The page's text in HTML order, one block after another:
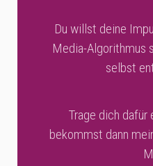
Du willst deine
Media-Algorithmus
selbst
Trage dich dafür
bekommst dann